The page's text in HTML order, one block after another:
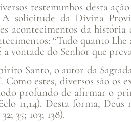
testemunhos desta
A solicitude da Divina
acontecimentos da
“Tudo quanto
vontade do Senhor que
Santo, o autor da
Como estes, diversos são
profundo de afirmar o
11,14). Desta forma,
35; 103; 138).